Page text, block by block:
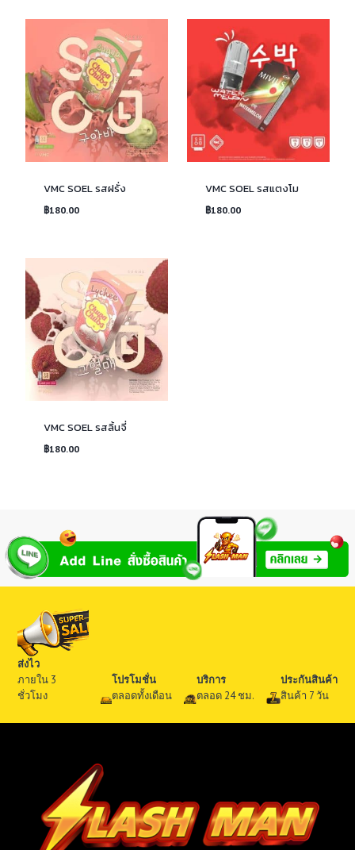
VMC SOEL รสฝรั่ง
฿180.00
VMC SOEL รสแตงโม
฿180.00
VMC SOEL รสลิ้นจี่
฿180.00
ส่งไว
ภายใน 3
ชั่วโมง
โปรโมชั่น
ตลอดทั้งเดือน
บริการ
ตลอด 24 ชม.
ประกันสินค้า
สินค้า 7 วัน